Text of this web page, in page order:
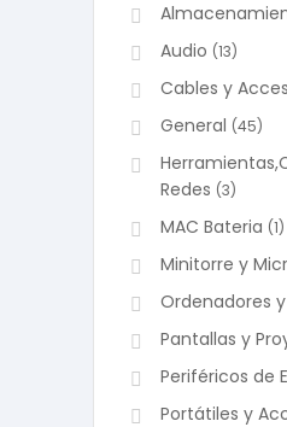
Audio (13)
Cables y
General (45)
Redes (3)
MAC Bateria (1)
Minitorre y
Ordenadores
Pantallas y
Periféricos de
Portátiles y